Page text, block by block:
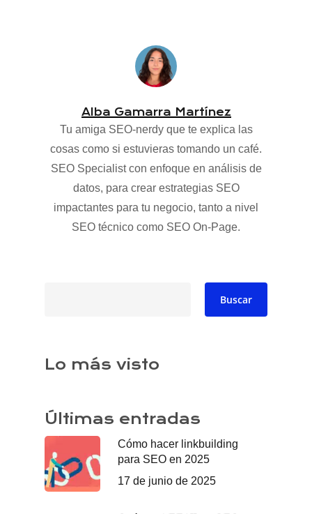
Alba Gamarra Martínez
Tu amiga SEO-nerdy que te explica las
cosas como si estuvieras tomando un café.
SEO Specialist con enfoque en análisis de
datos, para crear estrategias SEO
impactantes para tu negocio, tanto a nivel
SEO técnico como SEO On-Page.
Buscar
Lo más visto
Últimas entradas
Cómo hacer linkbuilding
para SEO en 2025
17 de junio de 2025